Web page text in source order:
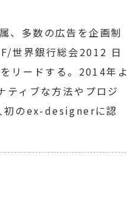
、多数の広告を企画制
世界銀行総会2012 日
リードする。2014年よ
ティブな方法やプロジ
のex-designerに認